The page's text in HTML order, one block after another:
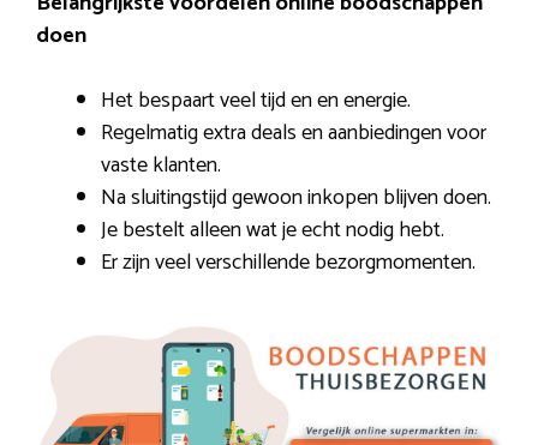
doen
Het bespaart veel tijd en en energie.
Regelmatig extra deals en aanbiedingen voor
vaste klanten.
Na sluitingstijd gewoon inkopen blijven doen.
Je bestelt alleen wat je echt nodig hebt.
Er zijn veel verschillende bezorgmomenten.